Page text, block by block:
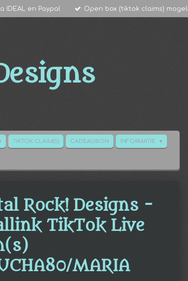
IDEAL en Paypal Open box (tiktok claims)
TIKTOK CLAIM(S) CADEAUBON INFORMATIE
Rock! Designs -
TikTok Live
MARIA